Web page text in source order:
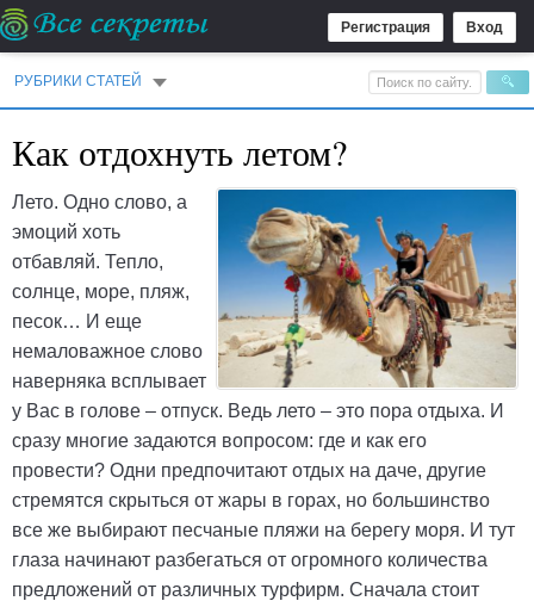
Регистрация Вход
РУБРИКИ СТАТЕЙ
Как отдохнуть летом?
Лето. Одно слово, а
эмоций хоть
отбавляй. Тепло,
солнце, море, пляж,
песок… И еще
немаловажное слово
наверняка всплывает
у Вас в голове – отпуск. Ведь лето – это пора отдыха. И
сразу многие задаются вопросом: где и как его
провести? Одни предпочитают отдых на даче, другие
стремятся скрыться от жары в горах, но большинство
все же выбирают песчаные пляжи на берегу моря. И тут
глаза начинают разбегаться от огромного количества
предложений от различных турфирм. Сначала стоит